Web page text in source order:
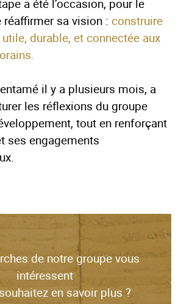
a été l’occasion, pour le
réaffirmer sa vision : construire
durable, et connectée aux
il y a plusieurs mois, a
les réflexions du groupe
tout en renforçant
ses engagements
de notre groupe vous
intéressent
en savoir plus ?